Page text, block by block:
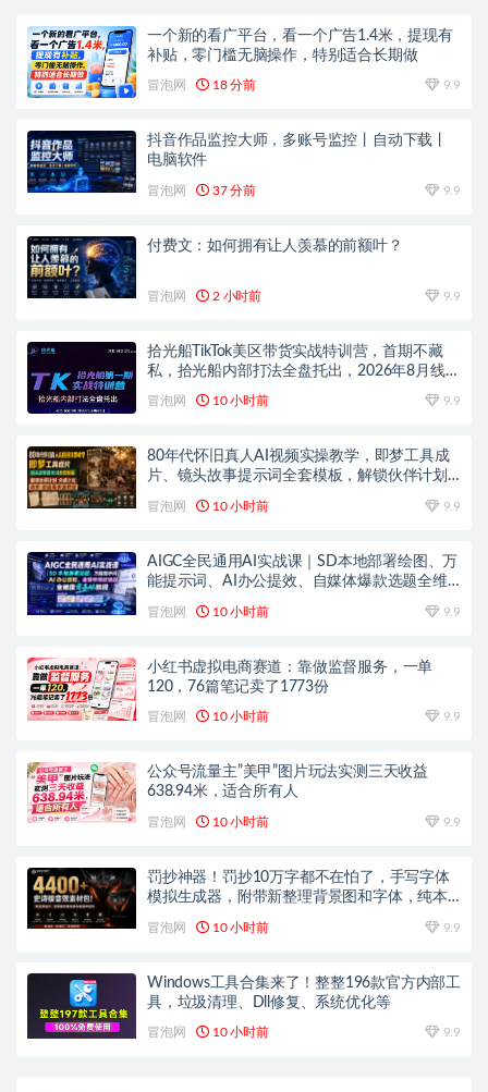
一个新的看广平台，看一个广告1.4米，提现有
补贴，零门槛无脑操作，特别适合长期做
冒泡网 18 分前 9.9
抖音作品监控大师，多账号监控丨自动下载丨
电脑软件
冒泡网 37 分前 9.9
付费文：如何拥有让人羡慕的前额叶？
冒泡网 2 小时前 9.9
拾光船TikTok美区带货实战特训营，首期不藏
私，拾光船内部打法全盘托出，2026年8月线下
冒泡网 10 小时前 9.9
80年代怀旧真人AI视频实操教学，即梦工具成
片、镜头故事提示词全套模板，解锁伙伴计划
冒泡网 10 小时前 9.9
AIGC全民通用AI实战课｜SD本地部署绘图、万
能提示词、AI办公提效、自媒体爆款选题全维
冒泡网 10 小时前 9.9
小红书虚拟电商赛道：靠做监督服务，一单
120，76篇笔记卖了1773份
冒泡网 10 小时前 9.9
公众号流量主”美甲”图片玩法实测三天收益
638.94米，适合所有人
冒泡网 10 小时前 9.9
罚抄神器！罚抄10万字都不在怕了，手写字体
模拟生成器，附带新整理背景图和字体，纯本
冒泡网 10 小时前 9.9
Windows工具合集来了！整整196款官方内部工
具，垃圾清理、Dll修复、系统优化等
冒泡网 10 小时前 9.9